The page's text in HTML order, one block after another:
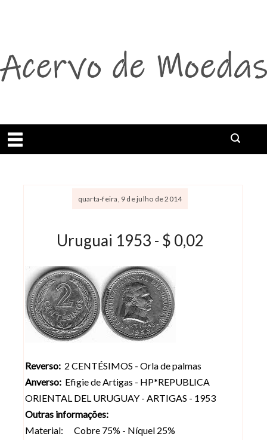
Abrir menu
Buscar
quarta-feira, 9 de julho de 2014
Uruguai 1953 - $ 0,02
Reverso: 2 CENTÉSIMOS - Orla de palmas
Anverso: Efigie de Artigas - HP*REPUBLICA
ORIENTAL DEL URUGUAY - ARTIGAS - 1953
Outras informações:
Material: Cobre 75% - Níquel 25%